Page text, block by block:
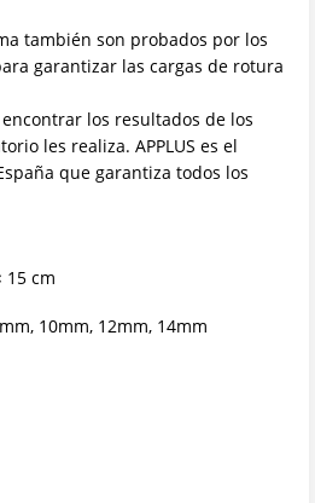
también son probados por los
garantizar las cargas de rotura
los resultados de los
les realiza. APPLUS es el
que garantiza todos los
15 cm
10mm, 12mm, 14mm